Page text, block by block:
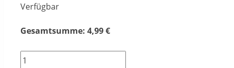
Verfügbar
Gesamtsumme: 4,99€
Bienenmaden